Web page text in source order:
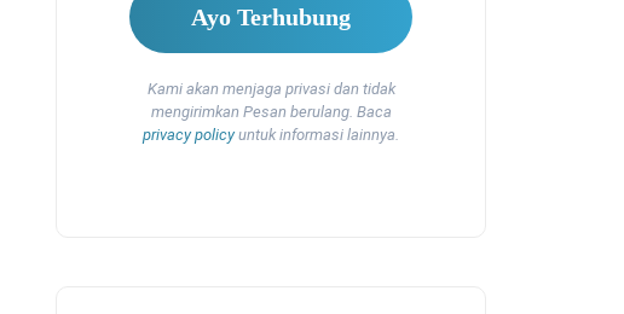
Kami akan menjaga privasi dan tidak
mengirimkan Pesan berulang. Baca
privacy policyuntuk informasi lainnya.